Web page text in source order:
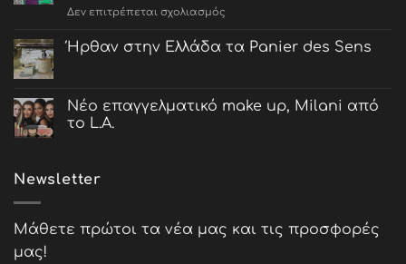
περιποίησης
Sens
Δεν επιτρέπεται σχολιασμός
η
από
Ήρθαν στην Ελλάδα τα Panier des Sens
Nέο επαγγελματικό make up, Milani από
το L.A.
Newsletter
Μάθετε πρώτοι τα νέα μας και τις προσφορές
μας!